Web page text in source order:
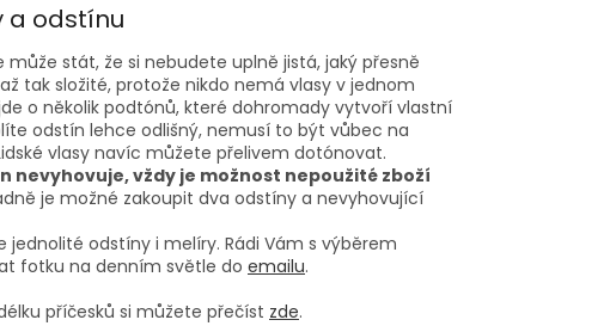
a odstínu
může stát, že si nebudete uplně jistá, jaký přesně
tak složité, protože nikdo nemá vlasy v jednom
o několik podtónů, které dohromady vytvoří vlastní
odstín lehce odlišný, nemusí to být vůbec na
vlasy navíc můžete přelivem dotónovat.
nevyhovuje, vždy je možnost nepoužité zboží
je možné zakoupit dva odstíny a nevyhovující
jednolité odstíny i melíry. Rádi Vám s výběrem
fotku na denním světle do emailu.
příčesků si můžete přečíst zde.